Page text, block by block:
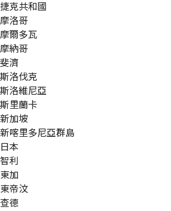
捷克共和國
摩洛哥
摩爾多瓦
摩納哥
斐濟
斯洛伐克
斯洛維尼亞
斯里蘭卡
新加坡
新喀里多尼亞群島
日本
智利
東加
東帝汶
查德